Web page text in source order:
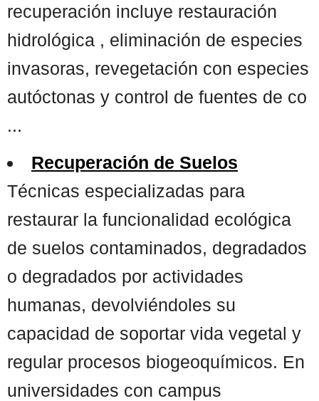
recuperación incluye restauración
hidrológica , eliminación de especies
invasoras, revegetación con especies
autóctonas y control de fuentes de co
...
Recuperación de Suelos
Técnicas especializadas para
restaurar la funcionalidad ecológica
de suelos contaminados, degradados
o degradados por actividades
humanas, devolviéndoles su
capacidad de soportar vida vegetal y
regular procesos biogeoquímicos. En
universidades con campus